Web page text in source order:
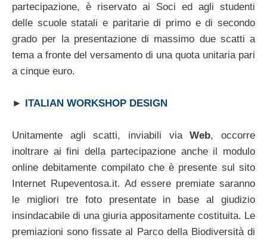
partecipazione, è riservato ai Soci ed agli studenti
delle scuole statali e paritarie di primo e di secondo
grado per la presentazione di massimo due scatti a
tema a fronte del versamento di una quota unitaria pari
a cinque euro.
► ITALIAN WORKSHOP DESIGN
Unitamente agli scatti, inviabili viaWeb, occorre
inoltrare ai fini della partecipazione anche il modulo
online debitamente compilato che è presente sul sito
Internet Rupeventosa.it. Ad essere premiate saranno
le migliori tre foto presentate in base al giudizio
insindacabile di una giuria appositamente costituita. Le
premiazioni sono fissate al Parco della Biodiversità di